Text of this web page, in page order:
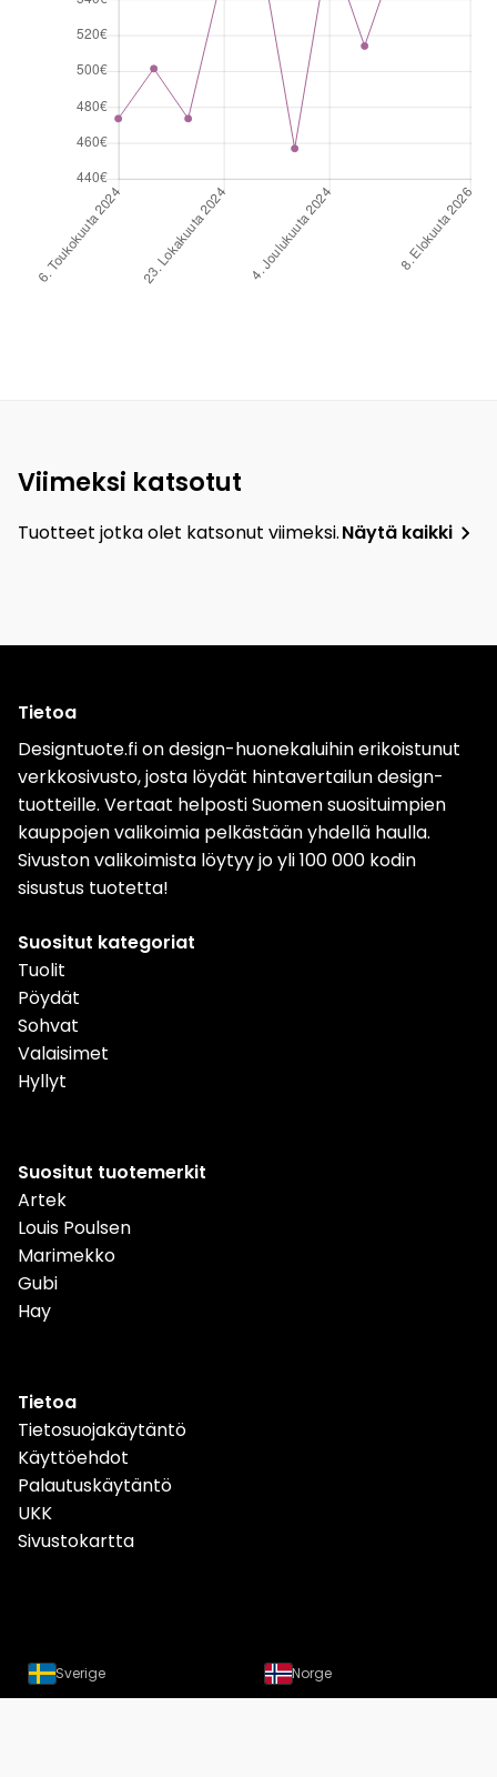
Viimeksi katsotut
Tuotteet jotka olet katsonut viimeksi.Näytä kaikki
Tietoa
Designtuote.fi on design-huonekaluihin erikoistunut
verkkosivusto, josta löydät hintavertailun design-
tuotteille. Vertaat helposti Suomen suosituimpien
kauppojen valikoimia pelkästään yhdellä haulla.
Sivuston valikoimista löytyy jo yli 100 000 kodin
sisustus tuotetta!
Suositut kategoriat
Tuolit
Pöydät
Sohvat
Valaisimet
Hyllyt
Suositut tuotemerkit
Artek
Louis Poulsen
Marimekko
Gubi
Hay
Tietoa
Tietosuojakäytäntö
Käyttöehdot
Palautuskäytäntö
UKK
Sivustokartta
Sverige Norge